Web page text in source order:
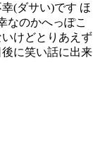
(ダサい)です ほ
なのかへっぽこ
けどとりあえず
後に笑い話に出来